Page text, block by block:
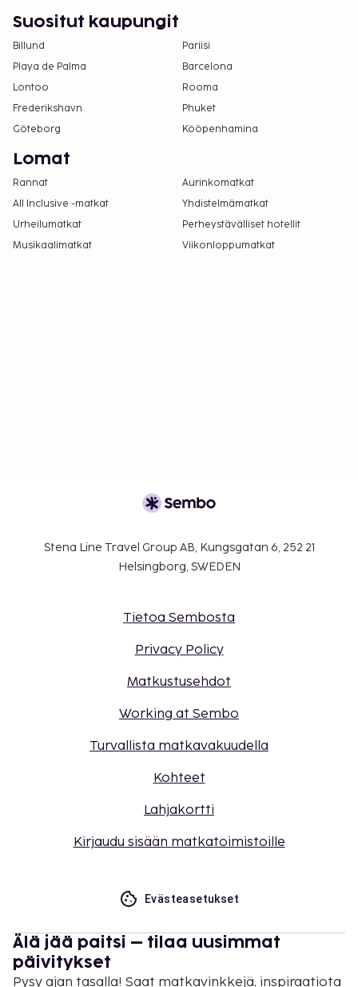
Suositut kaupungit
Billund
Pariisi
Playa de Palma
Barcelona
Lontoo
Rooma
Frederikshavn
Phuket
Göteborg
Kööpenhamina
Lomat
Rannat
Aurinkomatkat
All Inclusive -matkat
Yhdistelmämatkat
Urheilumatkat
Perheystävälliset hotellit
Musikaalimatkat
Viikonloppumatkat
Stena Line Travel Group AB, Kungsgatan 6, 252 21
Helsingborg, SWEDEN
Tietoa Sembosta
Privacy Policy
Matkustusehdot
Working at Sembo
Turvallista matkavakuudella
Kohteet
Lahjakortti
Kirjaudu sisään matkatoimistoille
Evästeasetukset
Älä jää paitsi – tilaa uusimmat
päivitykset
Pysy ajan tasalla! Saat matkavinkkejä, inspiraatiota